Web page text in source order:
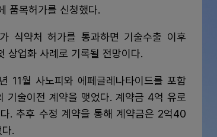
품목허가를 신청했다.
식약처 허가를 통과하면 기술수출 이후
상업화 사례로 기록될 전망이다.
11월 사노피와 에페글레나타이드를 포함
기술이전 계약을 맺었다. 계약금 4억 유로
. 추후 수정 계약을 통해 계약금은 2억40
.